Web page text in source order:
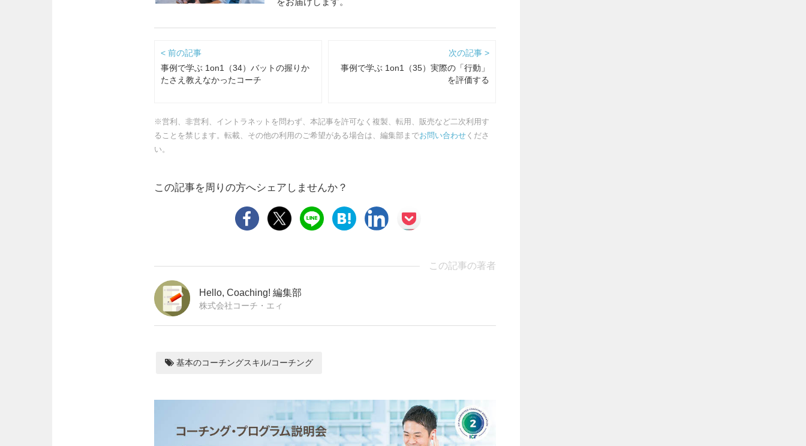
< 前の記事
事例で学ぶ 1on1（34）バットの握りか
たさえ教えなかったコーチ
次の記事 >
事例で学ぶ 1on1（35）実際の「行動」
を評価する
※営利、非営利、イントラネットを問わず、本記事を許可なく複製、転用、販売など二次利用す
ることを禁じます。転載、その他の利用のご希望がある場合は、編集部までお問い合わせ くださ
い。
この記事を周りの方へシェアしませんか？
この記事の著者
Hello, Coaching! 編集部
株式会社コーチ・エィ
基本のコーチングスキル/コーチング